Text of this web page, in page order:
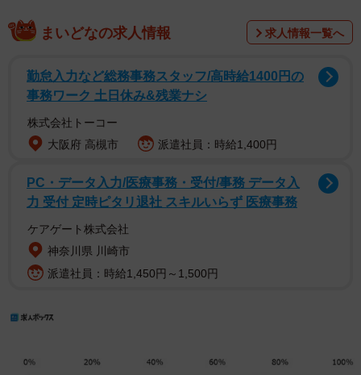
まいどなの求人情報 求人情報一覧へ
勤怠入力など総務事務スタッフ/高時給1400円の
事務ワーク 土日休み&残業ナシ
株式会社トーコー
大阪府 高槻市
派遣社員：時給1,400円
PC・データ入力/医療事務・受付/事務 データ入
力 受付 定時ピタリ退社 スキルいらず 医療事務
ケアゲート株式会社
神奈川県 川崎市
派遣社員：時給1,450円～1,500円